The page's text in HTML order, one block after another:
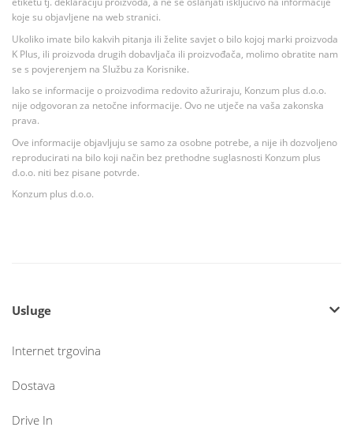
koje su objavljene na web stranici.
Ukoliko imate bilo kakvih pitanja ili želite savjet o bilo kojoj marki proizvoda
K Plus, ili proizvoda drugih dobavljača ili proizvođača, molimo obratite nam
se s povjerenjem na Službu za Korisnike.
Iako se informacije o proizvodima redovito ažuriraju, Konzum plus d.o.o.
nije odgovoran za netočne informacije. Ovo ne utječe na vaša zakonska
prava.
Ove informacije objavljuju se samo za osobne potrebe, a nije ih dozvoljeno
reproducirati na bilo koji način bez prethodne suglasnosti Konzum plus
d.o.o. niti bez pisane potvrde.
Konzum plus d.o.o.
Usluge
Internet trgovina
Dostava
Drive In